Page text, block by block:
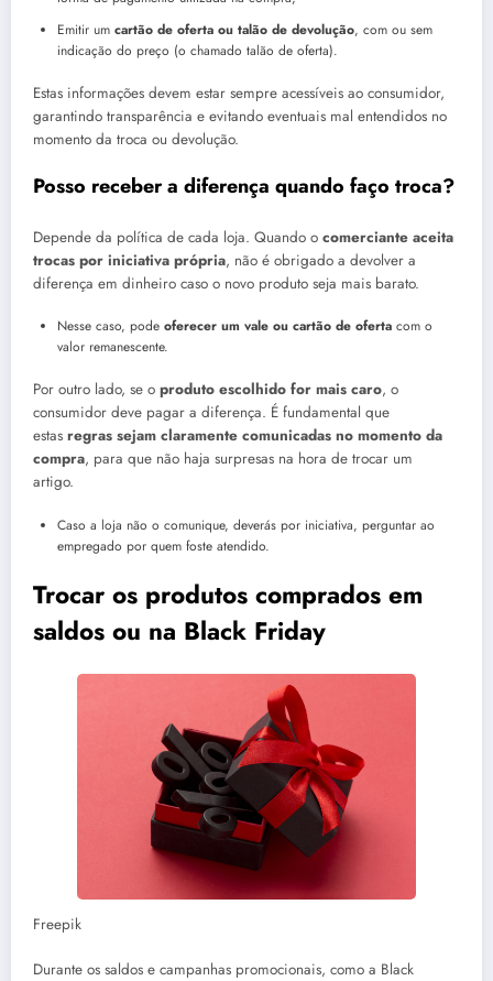
Emitir um cartão de oferta ou talão de devolução, com ou sem
indicação do preço (o chamado talão de oferta).
Estas informações devem estar sempre acessíveis ao consumidor,
garantindo transparência e evitando eventuais mal entendidos no
momento da troca ou devolução.
Posso receber a diferença quando faço troca?
Depende da política de cada loja. Quando o comerciante aceita
trocas por iniciativa própria, não é obrigado a devolver a
diferença em dinheiro caso o novo produto seja mais barato.
Nesse caso, pode oferecer um vale ou cartão de oferta com o
valor remanescente.
Por outro lado, se o produto escolhido for mais caro, o
consumidor deve pagar a diferença. É fundamental que
estas regras sejam claramente comunicadas no momento da
compra, para que não haja surpresas na hora de trocar um
artigo.
Caso a loja não o comunique, deverás por iniciativa, perguntar ao
empregado por quem foste atendido.
Trocar os produtos comprados em
saldos ou na Black Friday
Freepik
Durante os saldos e campanhas promocionais, como a Black